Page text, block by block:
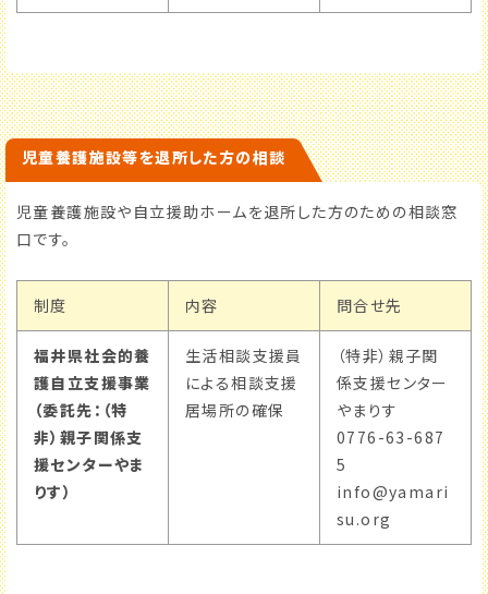
児童養護施設等を退所した方の相談
児童養護施設や自立援助ホームを退所した方のための相談窓
口です。
制度 内容 問合せ先
福井県社会的養
護自立支援事業
（委託先：（特
非）親子関係支
援センターやま
りす）
生活相談支援員
による相談支援
居場所の確保
（特非）親子関
係支援センター
やまりす
0776-63-687
5
info@yamari
su.org